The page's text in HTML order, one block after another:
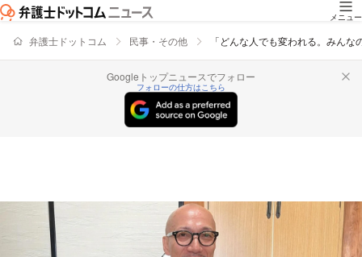
メニュー
弁護士ドットコム 民事・その他 「どんな人でも変われる。みん
Googleトップニュースでフォロー
フォローの仕方はこちら